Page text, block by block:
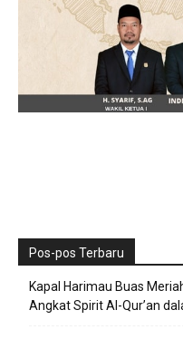
Pos-pos Terbaru
Kapal Harimau Buas
Angkat Spirit Al-Qur’an